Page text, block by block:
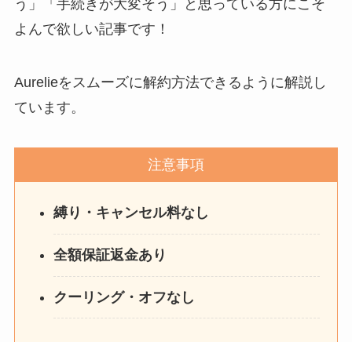
う」「手続きが大変そう」と思っている方にこそ
よんで欲しい記事です！
Aurelieをスムーズに解約方法できるように解説し
ています。
注意事項
縛り・キャンセル料なし
全額保証返金あり
クーリング・オフなし